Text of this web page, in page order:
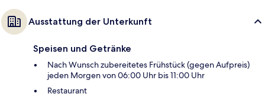
Ausstattung der Unterkunft
Speisen und Getränke
Nach Wunsch zubereitetes Frühstück (gegen Aufpreis)
jeden Morgen von 06:00 Uhr bis 11:00 Uhr
Restaurant